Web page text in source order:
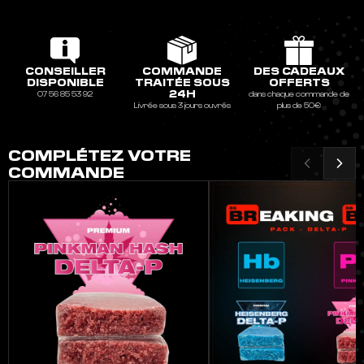
CONSEILLER
DISPONIBLE
07 56 85 53 92
COMMANDE
TRAITÉE SOUS
24H
Livrée sous 3 jours ouvrés
DES CADEAUX
OFFERTS
dans chaque commande de
plus de 50€
COMPLÉTEZ VOTRE
COMMANDE